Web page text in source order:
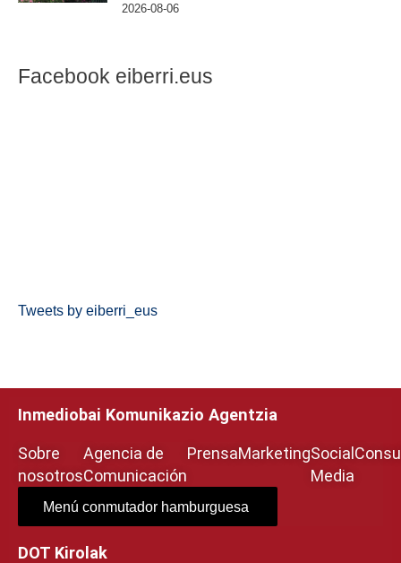
2026-08-06
Facebook eiberri.eus
Tweets by eiberri_eus
Inmediobai Komunikazio Agentzia
Sobre
nosotros
Agencia de
Comunicación
PrensaMarketingSocial
Media
Menú conmutador hamburguesa
DOT Kirolak